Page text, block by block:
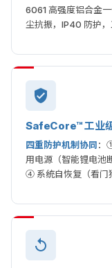
6061 高强度铝合金一
尘抗振，IP40 防护，
SafeCore™ 工业
四重防护机制协同：
用电源（智能锂电池
④ 系统自恢复（看门